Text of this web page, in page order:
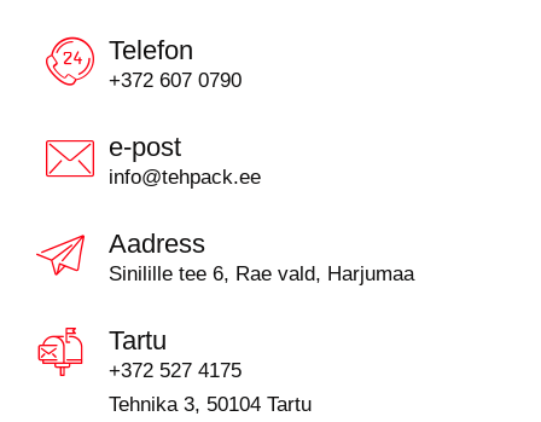
Telefon
+372 607 0790
e-post
info@tehpack.ee
Aadress
Sinilille tee 6, Rae vald, Harjumaa
Tartu
+372 527 4175
Tehnika 3, 50104 Tartu